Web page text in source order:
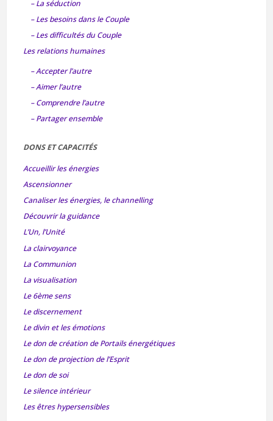
– La séduction
– Les besoins dans le Couple
– Les difficultés du Couple
Les relations humaines
– Accepter l’autre
– Aimer l’autre
– Comprendre l’autre
– Partager ensemble
DONS ET CAPACITÉS
Accueillir les énergies
Ascensionner
Canaliser les énergies, le channelling
Découvrir la guidance
L’Un, l’Unité
La clairvoyance
La Communion
La visualisation
Le 6ème sens
Le discernement
Le divin et les émotions
Le don de création de Portails énergétiques
Le don de projection de l’Esprit
Le don de soi
Le silence intérieur
Les êtres hypersensibles